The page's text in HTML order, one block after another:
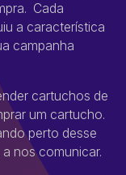
Cada
a característica
campanha
cartuchos de
um cartucho.
perto desse
nos comunicar.